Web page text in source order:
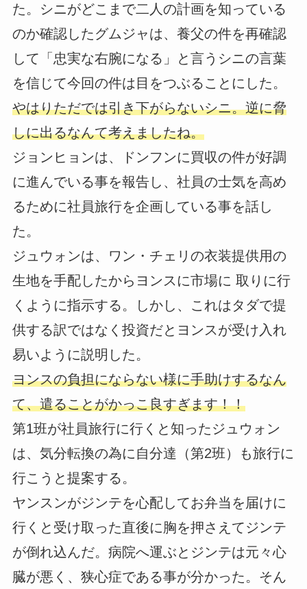
た。シニがどこまで二人の計画を知っている
のか確認したグムジャは、養父の件を再確認
して「忠実な右腕になる」と言うシニの言葉
を信じて今回の件は目をつぶることにした。
やはりただでは引き下がらないシニ。逆に脅
しに出るなんて考えましたね。
ジョンヒョンは、ドンフンに買収の件が好調
に進んでいる事を報告し、社員の士気を高め
るために社員旅行を企画している事を話し
た。
ジュウォンは、ワン・チェリの衣装提供用の
生地を手配したからヨンスに市場に 取りに行
くように指示する。しかし、これはタダで提
供する訳ではなく投資だとヨンスが受け入れ
易いように説明した。
ヨンスの負担にならない様に手助けするなん
て、遣ることがかっこ良すぎます！！
第1班が社員旅行に行くと知ったジュウォン
は、気分転換の為に自分達（第2班）も旅行に
行こうと提案する。
ヤンスンがジンテを心配してお弁当を届けに
行くと受け取った直後に胸を押さえてジンテ
が倒れ込んだ。病院へ運ぶとジンテは元々心
臓が悪く、狭心症である事が分かった。そん